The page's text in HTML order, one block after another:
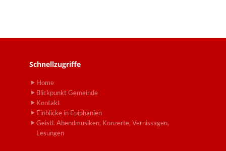
Schnellzugriffe
Home
Blickpunkt Gemeinde
Kontakt
Einblicke in Epiphanien
Geistl. Abendmusiken, Konzerte, Vernissagen,
Lesungen